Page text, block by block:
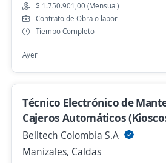
Técnico de mantenimiento
Comestibles Mapy S.A.S
Hace 7 días
Se precisa Urgente
Técnico contratista
$ 1.750.901,00 (Mensual)
Contrato de Obra o labor
Tiempo Completo
Ayer
Técnico Electrónico de
Cajeros Automáticos
Belltech Colombia S.A
Manizales, Caldas